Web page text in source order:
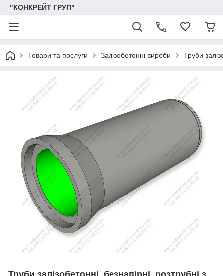
"КОНКРЕЙТ ГРУП"
Товари та послуги Залізобетонні вироби Труби
Труби залізобетонні, безнапірні, розтрубні з